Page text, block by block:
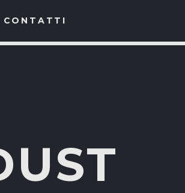
CONTATTI